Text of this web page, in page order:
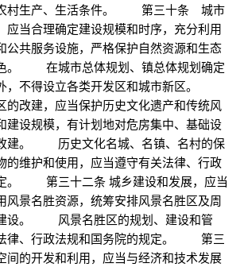
农村生产、生活条件。 第三十条 城市
应当合理确定建设规模和时序，充分利用
公共服务设施，严格保护自然资源和生态
。 在城市总体规划、镇总体规划确定
，不得设立各类开发区和城市新区。
改建，应当保护历史文化遗产和传统风
建设规模，有计划地对危房集中、基础设
建。 历史文化名城、名镇、名村的保
的维护和使用，应当遵守有关法律、行政
。 第三十二条 城乡建设和发展，应当
风景名胜资源，统筹安排风景名胜区及周
设。 风景名胜区的规划、建设和管
律、行政法规和国务院的规定。 第三
的开发和利用，应当与经济和技术发展